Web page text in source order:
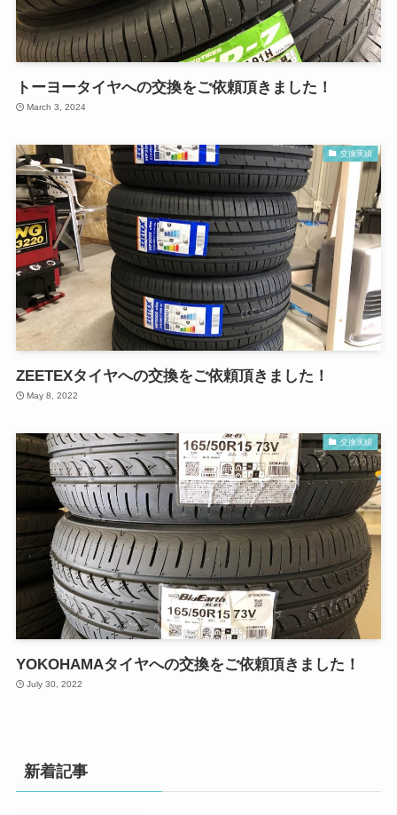
トーヨータイヤへの交換をご依頼頂きました！
March 3, 2024
交換実績
ZEETEXタイヤへの交換をご依頼頂きました！
May 8, 2022
交換実績
YOKOHAMAタイヤへの交換をご依頼頂きました！
July 30, 2022
新着記事